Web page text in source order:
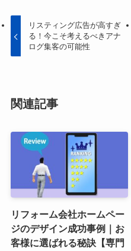
リスティング広告が高すぎ
る！今こそ考えるべきアナ
ログ集客の可能性
関連記事
リフォーム会社ホームペー
ジのデザイン成功事例｜お
客様に選ばれる秘訣【専門